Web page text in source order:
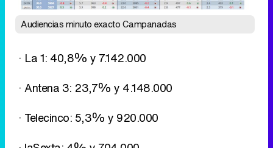
Audiencias minuto exacto Campanadas
· La 1: 40,8% y 7.142.000
· Antena 3: 23,7% y 4.148.000
· Telecinco: 5,3% y 920.000